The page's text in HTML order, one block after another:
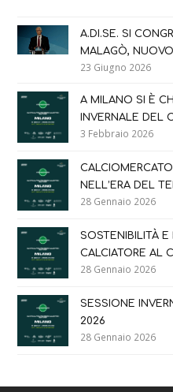
A.DI.SE. SI
MALAGÒ,
23 Giugno 2026
A MILANO SI È
INVERNALE DEL
3 Febbraio 2026
NELL’ERA DEL
28 Gennaio 2026
SOSTENIBILITÀ E
CALCIATORE AL
28 Gennaio 2026
SESSIONE
2026
28 Gennaio 2026